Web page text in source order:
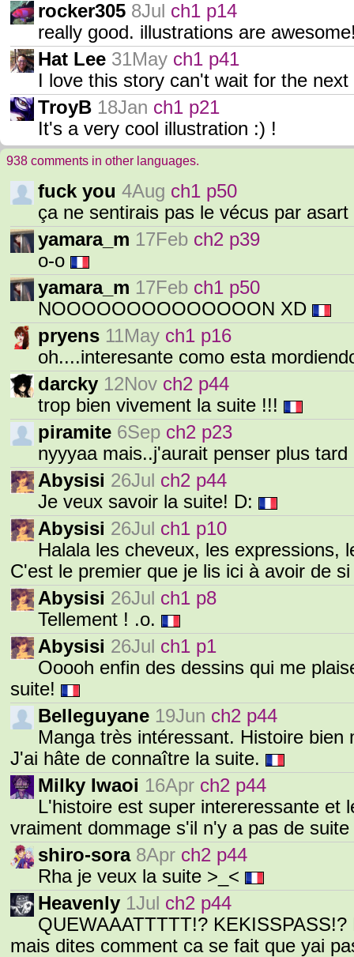
rocker305 8Jul ch1 p14
really good. illustrations are
Hat Lee 31May ch1 p41
I love this story can't wait for the next
TroyB 18Jan ch1 p21
It's a very cool illustration :) !
938 comments in other languages.
fuck you 4Aug ch1 p50
ça ne sentirais pas le vécus par
yamara_m 17Feb ch2 p39
o-o
yamara_m 17Feb ch1 p50
NOOOOOOOOOOOOOON XD
pryens 11May ch1 p16
oh....interesante como esta
darcky 12Nov ch2 p44
trop bien vivement la suite !!!
piramite 6Sep ch2 p23
nyyyaa mais..j'aurait penser plus
Abysisi 26Jul ch2 p44
Je veux savoir la suite! D:
Abysisi 26Jul ch1 p10
Halala les cheveux, les expressions,
C'est le premier que je lis ici à avoir de
Abysisi 26Jul ch1 p8
Tellement ! .o.
Abysisi 26Jul ch1 p1
Ooooh enfin des dessins qui me
suite!
Belleguyane 19Jun ch2 p44
Manga très intéressant. Histoire bien
J'ai hâte de connaître la suite.
Milky Iwaoi 16Apr ch2 p44
L'histoire est super intereressante et
vraiment dommage s'il n'y a pas de
shiro-sora 8Apr ch2 p44
Rha je veux la suite >_<
Heavenly 1Jul ch2 p44
QUEWAAATTTTT!?
mais dites comment ca se fait que yai